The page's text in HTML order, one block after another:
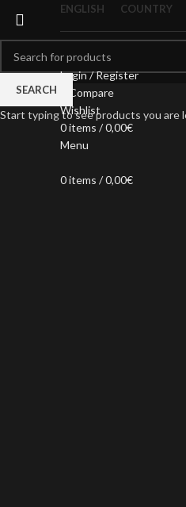
ENGLISH COUNTRY
Login / Register
Compare
Wishlist
0items /0,00€
Menu
0items /0,00€
SEARCH
Start typing to see products you are